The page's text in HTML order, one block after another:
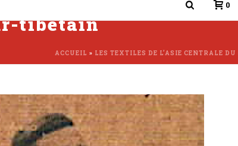
0
tibetain
ACCUEIL » LES TEXTILES DE L’ASIE CENTRALE